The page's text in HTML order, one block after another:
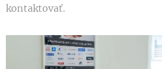
kontaktovať.